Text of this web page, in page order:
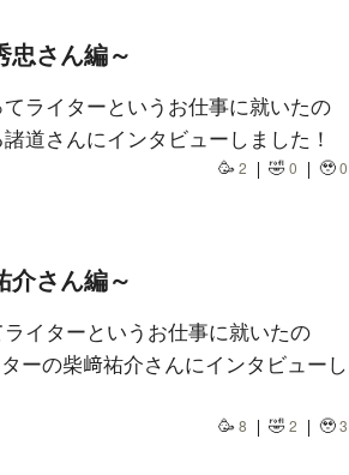
忠さん編～
ライターというお仕事に就いたの
道さんにインタビューしました！
🥳 2 🤣0 🥹0
介さん編～
イターというお仕事に就いたの
ーの柴﨑祐介さんにインタビューし
🥳 8 🤣2 🥹3